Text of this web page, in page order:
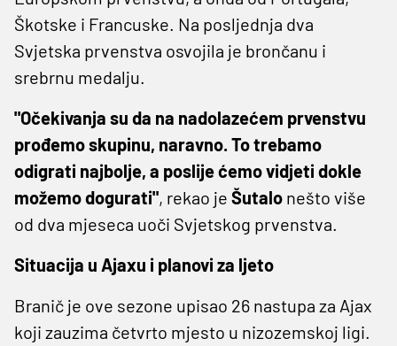
Škotske i Francuske. Na posljednja dva
Svjetska prvenstva osvojila je brončanu i
srebrnu medalju.
"Očekivanja su da na nadolazećem prvenstvu
prođemo skupinu, naravno. To trebamo
odigrati najbolje, a poslije ćemo vidjeti dokle
možemo dogurati", rekao je Šutalo nešto više
od dva mjeseca uoči Svjetskog prvenstva.
Situacija u Ajaxu i planovi za ljeto
Branič je ove sezone upisao 26 nastupa za Ajax
koji zauzima četvrto mjesto u nizozemskoj ligi.